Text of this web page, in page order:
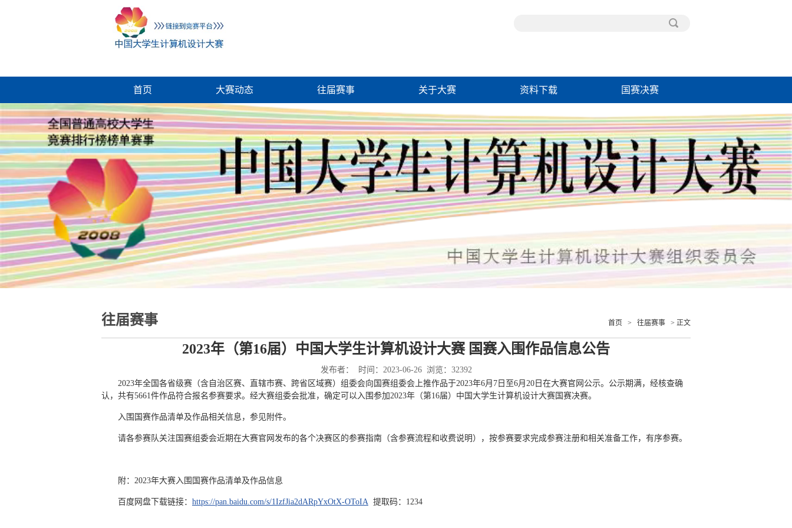
首页 大赛动态 往届赛事 关于大赛 资料下载 国赛决赛
往届赛事 首页 > 往届赛事 > 正文
2023年（第16届）中国大学生计算机设计大赛 国赛入围作品信息公告
发布者： 时间：2023-06-26 浏览： 32392
2023年全国各省级赛（含自治区赛、直辖市赛、跨省区域赛）组委会向国赛组委会上推作品于2023年6月7日至6月20日在大赛官网公示。公示期满，经核查确
认，共有5661件作品符合报名参赛要求。经大赛组委会批准，确定可以入围参加2023年（第16届）中国大学生计算机设计大赛国赛决赛。
入围国赛作品清单及作品相关信息，参见附件。
请各参赛队关注国赛组委会近期在大赛官网发布的各个决赛区的参赛指南（含参赛流程和收费说明），按参赛要求完成参赛注册和相关准备工作，有序参赛。
附：2023年大赛入围国赛作品清单及作品信息
百度网盘下载链接： https://pan.baidu.com/s/1IzfJia2dARpYxOtX-OToIA 提取码：1234